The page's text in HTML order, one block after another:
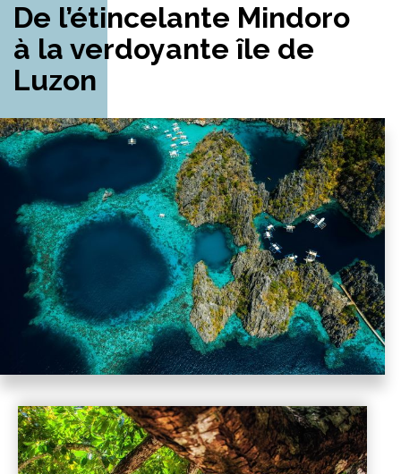
De l’étincelante Mindoro
à la verdoyante île de
Luzon